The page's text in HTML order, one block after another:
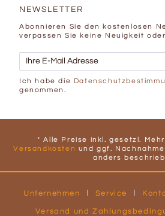
NEWSLETTER
Abonnieren Sie den kostenlosen
verpassen Sie keine Neuigkeit
Ich habe die
genommen.
* Alle Preise inkl. gesetzl.
Versandkosten und ggf.
anders
Unternehmen Service
Versand und